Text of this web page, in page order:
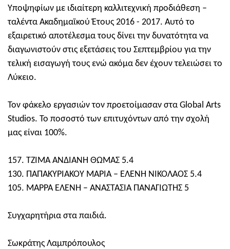
Υποψηφίων με ιδιαίτερη καλλιτεχνική προδιάθεση –
ταλέντα Ακαδημαϊκού Έτους 2016 - 2017. Αυτό το
εξαιρετικό αποτέλεσμα τους δίνει την δυνατότητα να
διαγωνιστούν στις εξετάσεις του Σεπτεμβρίου για την
τελική εισαγωγή τους ενώ ακόμα δεν έχουν τελειώσει το
Λύκειο.
Τον φάκελο εργασιών τον προετοίμασαν στα Global Arts
Studios. Το ποσοστό των επιτυχόντων από την σχολή
μας είναι 100%.
157. ΤΖΙΜΑ ΑΝΔΙΑΝΗ ΘΩΜΑΣ 5.4
130. ΠΑΠΑΚΥΡΙΑΚΟΥ ΜΑΡΙΑ – ΕΛΕΝΗ ΝΙΚΟΛΑΟΣ 5.4
105. ΜΑΡΡΑ ΕΛΕΝΗ – ΑΝΑΣΤΑΣΙΑ ΠΑΝΑΓΙΩΤΗΣ 5
Συγχαρητήρια στα παιδιά.
Σωκράτης Λαμπρόπουλος